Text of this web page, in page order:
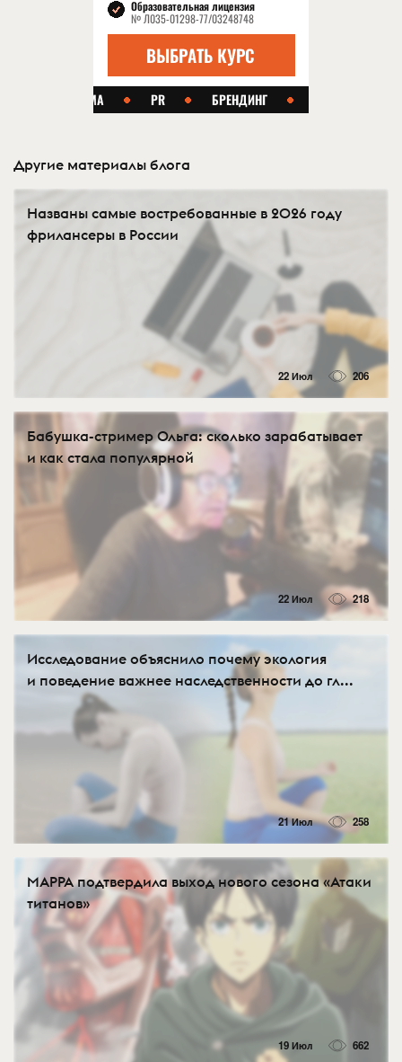
Другие материалы блога
Названы самые востребованные в 2026 году
фрилансеры в России
22 Июл 206
Бабушка-стример Ольга: сколько зарабатывает
и как стала популярной
22 Июл 218
Исследование объяснило почему экология
и поведение важнее наследственности до гл...
21 Июл 258
MAPPA подтвердила выход нового сезона «Атаки
титанов»
19 Июл 662